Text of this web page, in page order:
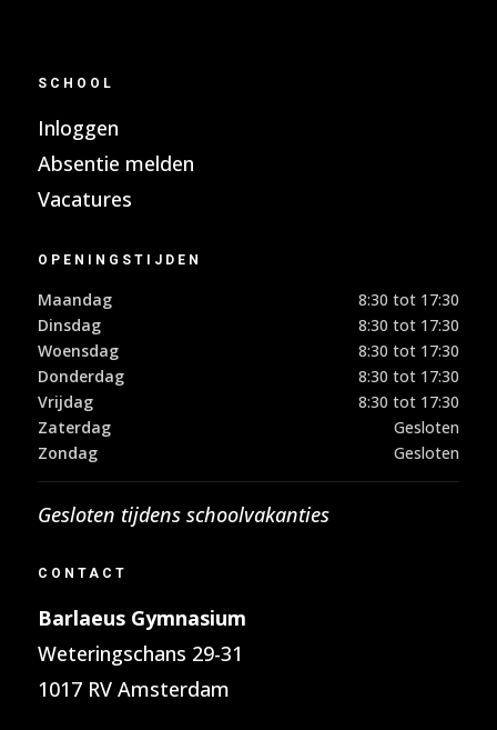
SCHOOL
Inloggen
Absentie melden
Vacatures
OPENINGSTIJDEN
Maandag
8:30 tot 17:30
Dinsdag
8:30 tot 17:30
Woensdag
8:30 tot 17:30
Donderdag
8:30 tot 17:30
Vrijdag
8:30 tot 17:30
Zaterdag
Gesloten
Zondag
Gesloten
Gesloten tijdens schoolvakanties
CONTACT
Barlaeus Gymnasium
Weteringschans 29-31
1017 RV Amsterdam